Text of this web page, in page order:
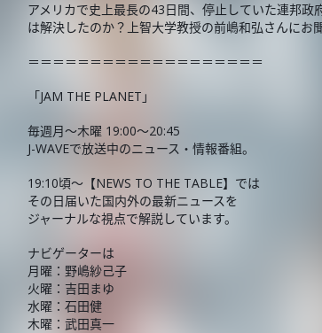
アメリカで史上最長の43日間、停止していた連邦
は解決したのか？上智大学教授の前嶋和弘さんにお
＝＝＝＝＝＝＝＝＝＝＝＝＝＝＝＝＝＝＝
「JAM THE PLANET」
毎週月～木曜 19:00～20:45
J-WAVEで放送中のニュース・情報番組。
19:10頃～【NEWS TO THE TABLE】では
その日届いた国内外の最新ニュースを
ジャーナルな視点で解説しています。
ナビゲーターは
月曜：野嶋紗己子
火曜：吉田まゆ
水曜：石田健
木曜：武田真一